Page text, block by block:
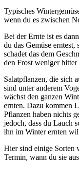
Typisches
wenn du es zwischen
Bei der Ernte ist es
du das Gemüse
schadet das dem
den Frost weniger
Salatpflanzen, die sich
sind unter anderem
wächst den ganzen
ernten. Dazu kommen
Pflanzen haben nichts
jedoch, dass du Lauch
ihn im Winter ernten
Hier sind einige Sorten
Termin, wann du sie